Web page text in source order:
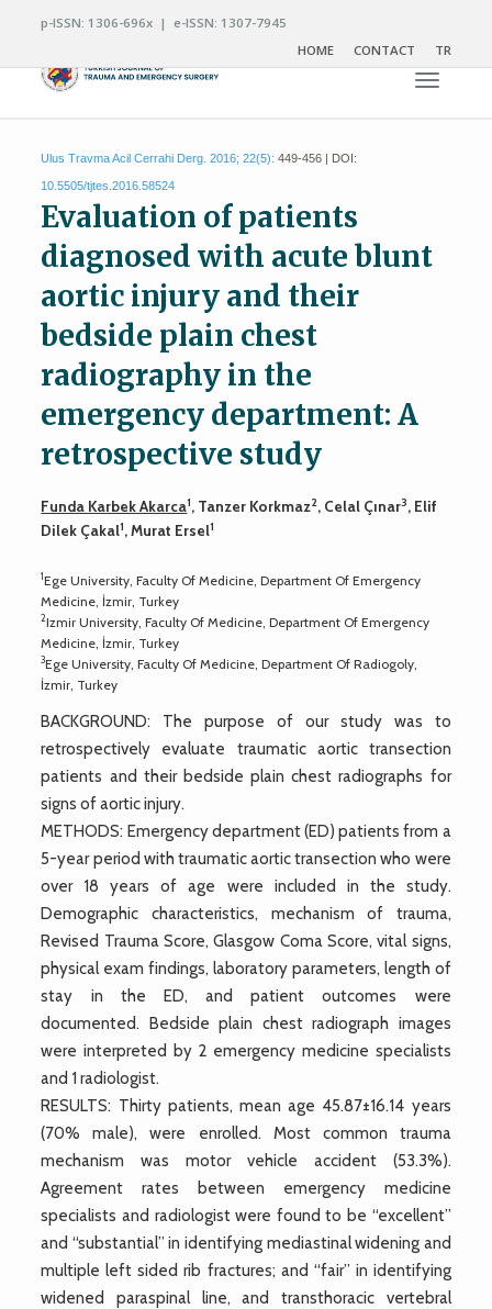
p-ISSN: 1306-696x | e-ISSN: 1307-7945
HOME
CONTACT TR
Toggle
Ulus Travma Acil Cerrahi Derg. 2016; 22(5): 449-456 | DOI:
10.5505/tjtes.2016.58524
Evaluation of patients
diagnosed with acute blunt
aortic injury and their
bedside plain chest
radiography in the
emergency department: A
retrospective study
Funda Karbek Akarca1, Tanzer Korkmaz2, Celal Çınar3, Elif
Dilek Çakal1, Murat Ersel1
1Ege University, Faculty Of Medicine, Department Of Emergency
Medicine, İzmir, Turkey
2Izmir University, Faculty Of Medicine, Department Of Emergency
Medicine, İzmir, Turkey
3Ege University, Faculty Of Medicine, Department Of Radiogoly,
İzmir, Turkey
BACKGROUND: The purpose of our study was to
retrospectively evaluate traumatic aortic transection
patients and their bedside plain chest radiographs for
signs of aortic injury.
METHODS: Emergency department (ED) patients from a
5-year period with traumatic aortic transection who were
over 18 years of age were included in the study.
Demographic characteristics, mechanism of trauma,
Revised Trauma Score, Glasgow Coma Score, vital signs,
physical exam findings, laboratory parameters, length of
stay in the ED, and patient outcomes were
documented. Bedside plain chest radiograph images
were interpreted by 2 emergency medicine specialists
and 1 radiologist.
RESULTS: Thirty patients, mean age 45.87±16.14 years
(70% male), were enrolled. Most common trauma
mechanism was motor vehicle accident (53.3%).
Agreement rates between emergency medicine
specialists and radiologist were found to be “excellent”
and “substantial” in identifying mediastinal widening and
multiple left sided rib fractures; and “fair” in identifying
widened paraspinal line, and transthoracic vertebral